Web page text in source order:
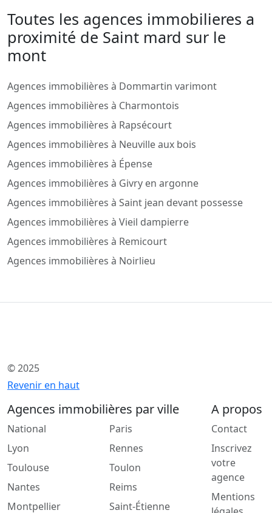
Toutes les agences immobilieres a
proximité de Saint mard sur le
mont
Agences immobilières à Dommartin varimont
Agences immobilières à Charmontois
Agences immobilières à Rapsécourt
Agences immobilières à Neuville aux bois
Agences immobilières à Épense
Agences immobilières à Givry en argonne
Agences immobilières à Saint jean devant possesse
Agences immobilières à Vieil dampierre
Agences immobilières à Remicourt
Agences immobilières à Noirlieu
© 2025
Revenir en haut
Agences immobilières par ville
National
Lyon
Toulouse
Nantes
Montpellier
Paris
Rennes
Toulon
Reims
Saint-Étienne
A propos
Contact
Inscrivez
votre
agence
Mentions